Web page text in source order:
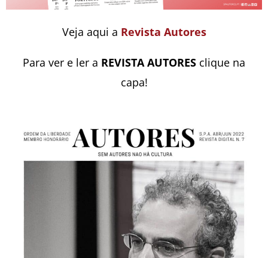
Veja aqui a Revista Autores
Para ver e ler a REVISTA AUTORES clique na
capa!